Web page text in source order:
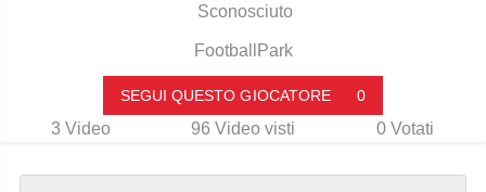
Sconosciuto
FootballPark
SEGUI QUESTO GIOCATORE 0
3 Video 96 Video visti 0 Votati